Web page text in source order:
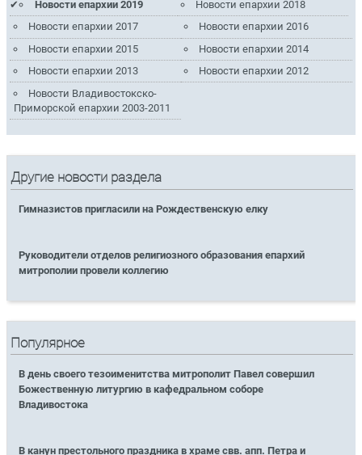
Новости епархии 2019
Новости епархии 2018
Новости епархии 2017
Новости епархии 2016
Новости епархии 2015
Новости епархии 2014
Новости епархии 2013
Новости епархии 2012
Новости Владивостокско-
Приморской епархии 2003-2011
Другие новости раздела
Гимназистов пригласили на Рождественскую елку
Руководители отделов религиозного образования епархий
митрополии провели коллегию
Популярное
В день своего тезоименитства митрополит Павел совершил
Божественную литургию в кафедральном соборе
Владивостока
В канун престольного праздника в храме свв. апп. Петра и